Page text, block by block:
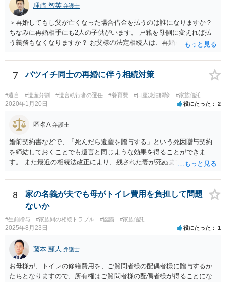
理崎 智英 弁護士
＞再婚してもし父が亡くなった場合借金を払うのは誰になりますか？
ちなみに再婚相手にも2人の子供がいます。 戸籍を母側に変えれば払
う義務もなくなりますか？ お父様の法定相続人は、再婚相手とご相談
戸籍がどこにあるのかは関係ありません。 ただし、お父様が亡くなっ
たことを知ってから３か月以内に家庭裁判所にて「相続放棄」の手続
7 バツイチ同士の再婚に伴う相続対策
#遺言 #遺産分割 #遺言執行者の選任 #養育費 #口座凍結解除 #家族信託
2020年1月20日 役にたった 2
匿名A 弁護士
婚前契約書などで、「死んだら遺産を贈与する」という死因贈与契約
を締結しておくことでも遺言と同じような効果を得ることができま
す。 また最近の相続法改正により、残された妻が死ぬまで家に住み続
で、その制度を活用する方法も考えられます。 もし契約書の作成まで
視野に入れておられる場合は、お近くの弁護士、できれば相続に強い
弁護士にご相談なさるとよいでしょう。
8
家の名義が夫でも母がトイレ費用を負担して問題
ないか
#生前贈与 #家族間の相続トラブル #協議 #家族信託
2025年8月23日 役にたった 1
藤本 顯人 弁護士
お母様が、トイレの修繕費用を、ご質問者様の配偶者様に贈与するか
たちとなりますので、所有権はご質問者様の配偶者様が得ることにな